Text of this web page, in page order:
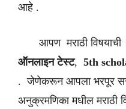
आहे .
आपण मराठी विषयाची
ऑनलाइन टेस्ट, 5th
. जेणेकरून आपला भरपूर
अनुक्रमणिका मधील मराठी